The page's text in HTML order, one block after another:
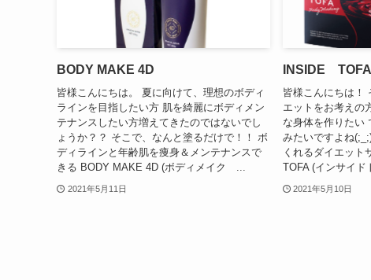
BODY MAKE 4D
皆様こんにちは。 夏に向けて、理想のボディ
ラインを目指したい方 肌を綺麗にボディメン
テナンスしたい方増えてきたのではないでし
ょうか？？ そこで、なんと塗るだけで！！ ボ
ディラインと年齢肌を痩身＆メンテナンスで
きる BODY MAKE 4D (ボディメイク ...
2021年5月11日
INSIDE TOFA
皆様こんにちは！
エットをお考えの
な身体を作りたい
みたいですよね
くれるダイエッ
TOFA (インサイド
2021年5月10日